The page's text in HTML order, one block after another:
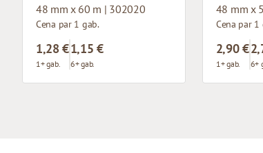
48 mm x 60 m | 302020
Cena par 1 gab.
1,28 €
1+ gab.
1,15 €
6+ gab.
48 mm x
Cena par 1
2,90 €
1+ gab. 6+